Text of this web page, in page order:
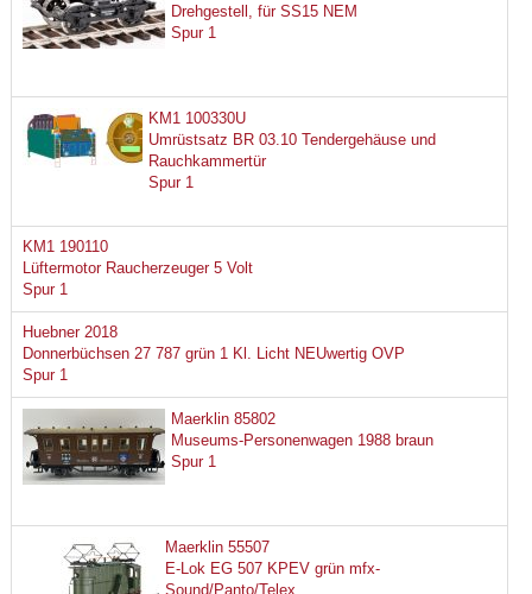
Drehgestell, für SS15 NEM
Spur 1
KM1 100330U
Umrüstsatz BR 03.10 Tendergehäuse und
Rauchkammertür
Spur 1
KM1 190110
Lüftermotor Raucherzeuger 5 Volt
Spur 1
Huebner 2018
Donnerbüchsen 27 787 grün 1 Kl. Licht NEUwertig OVP
Spur 1
Maerklin 85802
Museums-Personenwagen 1988 braun
Spur 1
Maerklin 55507
E-Lok EG 507 KPEV grün mfx-
Sound/Panto/Telex